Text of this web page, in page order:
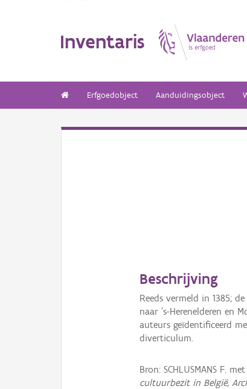
Inventaris
Erfgoedobject Aanduidingsobject
Beschrijving
Reeds vermeld in 1385;
naar 's-Herenelderen en
auteurs geïdentificeerd
diverticulum.
Bron: SCHLUSMANS F.
cultuurbezit in België,